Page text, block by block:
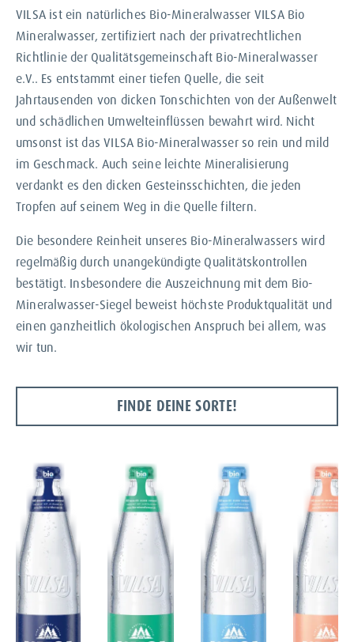
VILSA ist ein natürliches Bio-Mineralwasser VILSA Bio
Mineralwasser, zertifiziert nach der privatrechtlichen
Richtlinie der Qualitätsgemeinschaft Bio-Mineralwasser
e.V.. Es entstammt einer tiefen Quelle, die seit
Jahrtausenden von dicken Tonschichten von der Außenwelt
und schädlichen Umwelteinflüssen bewahrt wird. Nicht
umsonst ist das VILSA Bio-Mineralwasser so rein und mild
im Geschmack. Auch seine leichte Mineralisierung
verdankt es den dicken Gesteinsschichten, die jeden
Tropfen auf seinem Weg in die Quelle filtern.
Die besondere Reinheit unseres Bio-Mineralwassers wird
regelmäßig durch unangekündigte Qualitätskontrollen
bestätigt. Insbesondere die Auszeichnung mit dem Bio-
Mineralwasser-Siegel beweist höchste Produktqualität und
einen ganzheitlich ökologischen Anspruch bei allem, was
wir tun.
FINDE DEINE SORTE!